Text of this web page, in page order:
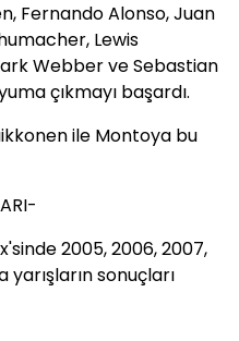
Fernando Alonso, Juan
Lewis
Webber ve Sebastian
çıkmayı başardı.
ile Montoya bu
2005, 2006, 2007,
yarışların sonuçları